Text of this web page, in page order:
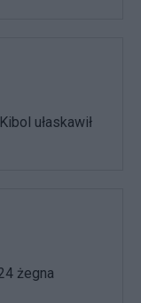
ułaskawił
żegna